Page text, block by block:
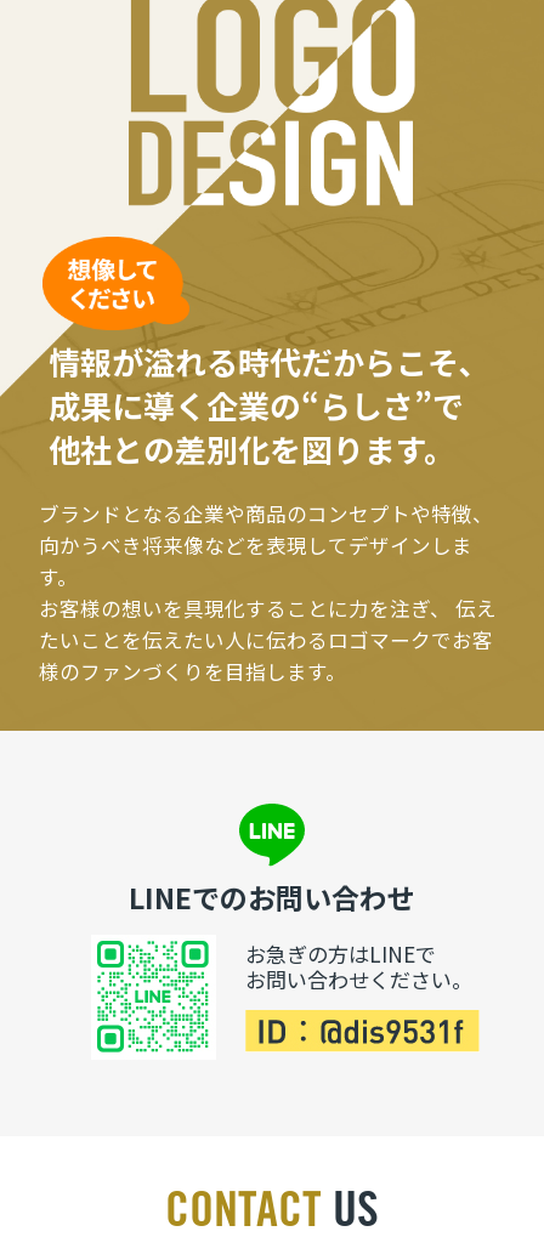
情報が溢れる時代だからこそ､
成果に導く企業の“らしさ”で
他社との差別化を図ります。
ブランドとなる企業や商品のコンセプトや特徴、
向かうべき将来像などを表現してデザインしま
す。
お客様の想いを具現化することに力を注ぎ、
伝え
たいことを伝えたい人に伝わるロゴマークでお客
様のファンづくりを目指します。
LINEでのお問い合わせ
お急ぎの方はLINEで
お問い合わせください。
CONTACT US